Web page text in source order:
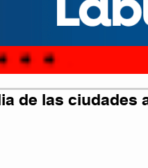
de las ciudades